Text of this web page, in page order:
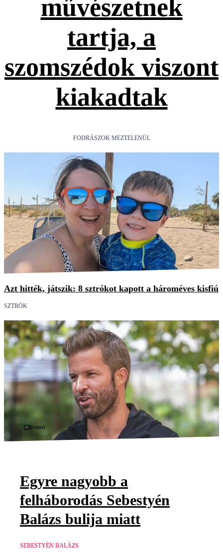
művészetnek
tartja, a
szomszédok viszont
kiakadtak
FODRÁSZOK MEZTELENÜL
Azt hitték, játszik: 8 sztrókot kapott a hároméves kisfiú
SZTRÓK
Videó
Egyre nagyobb a
felháborodás Sebestyén
Balázs bulija miatt
SEBESTYÉN BALÁZS